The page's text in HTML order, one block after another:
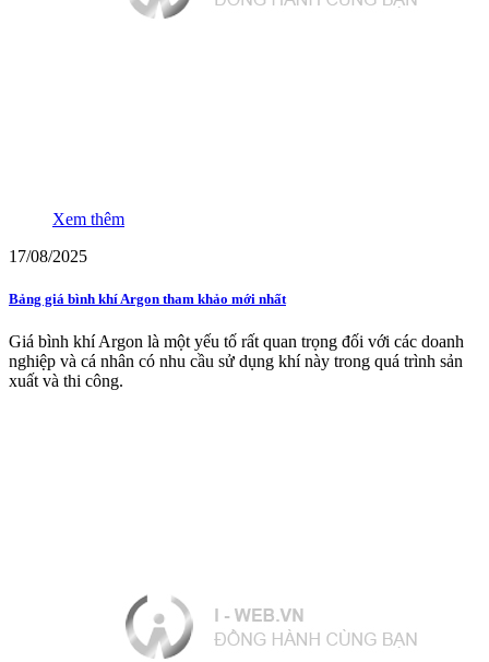
Xem thêm
17/08/2025
Bảng giá bình khí Argon tham khảo mới nhất
Giá bình khí Argon là một yếu tố rất quan trọng đối với các doanh
nghiệp và cá nhân có nhu cầu sử dụng khí này trong quá trình sản
xuất và thi công.